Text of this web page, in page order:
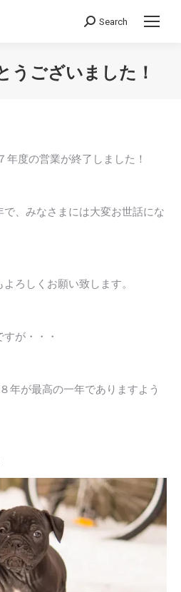
Search:
Search
うございました！
年度の営業が終了しました！
、みなさまには大変お世話にな
ろしくお願い致します。
が・・・
年が最高の一年でありますよう